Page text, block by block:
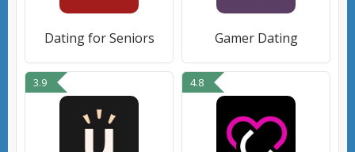
Dating for Seniors Gamer Dating
3.9 4.8